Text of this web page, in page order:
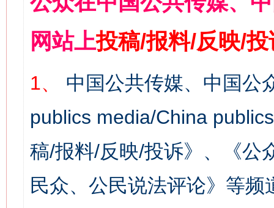
网站上投稿/报料/反映/
1、
中国公共传媒、中国公
publics media/China
稿/报料/反映/投诉》、《公
民众、公民说法评论》等